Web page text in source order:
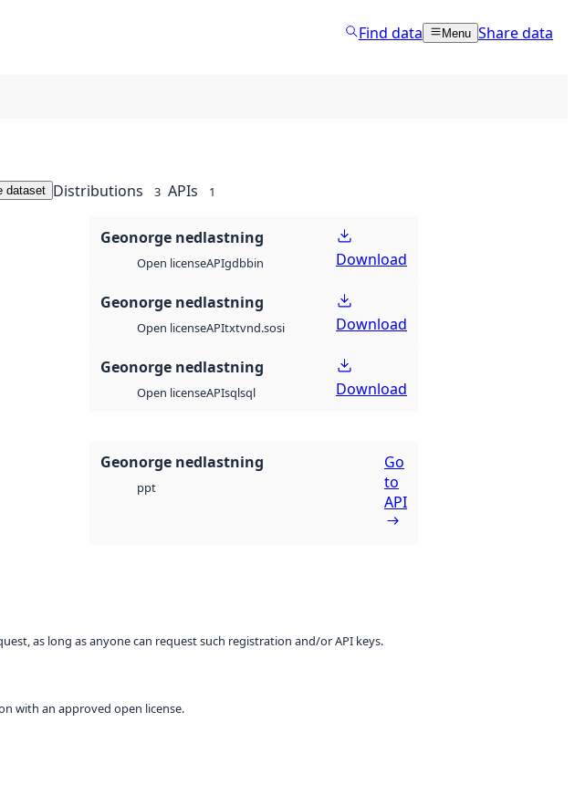
Find data Menu Share data
dataset Distributions 3 APIs 1
Geonorge nedlastning
Open licenseAPIgdbbin Download
Geonorge nedlastning
Open licenseAPItxtvnd.sosi Download
Geonorge nedlastning
Open licenseAPIsqlsql Download
Geonorge nedlastning
ppt
Go
to
API
as long as anyone can request such registration and/or API keys.
with an approved open license.